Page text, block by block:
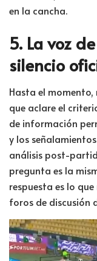
en la cancha.
5. La voz
silencio
Hasta el
que aclare el
de información
y los
análisis post-
pregunta es la
respuesta es lo
foros de discusión